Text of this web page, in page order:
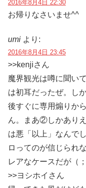
2016年8月4日 22:30
お帰りなさいませ^^
umi より:
2016年8月4日 23:45
>>kenjiさん
魔界観光は噂に聞い
は初耳だったぜ。し
後すぐに専用煽りか
ん。まあ②しかあり
は悪「以上」なんで
ロってのが信じら
レアなケースだが（
>>ヨシホイさん